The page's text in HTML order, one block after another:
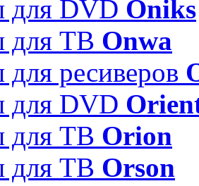
для DVD Oniks
для ТВ Onwa
ресиверов
для DVD
для ТВ Orion
для ТВ Orson